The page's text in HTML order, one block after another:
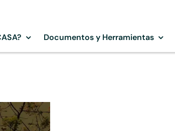
Documentos y Herramientas